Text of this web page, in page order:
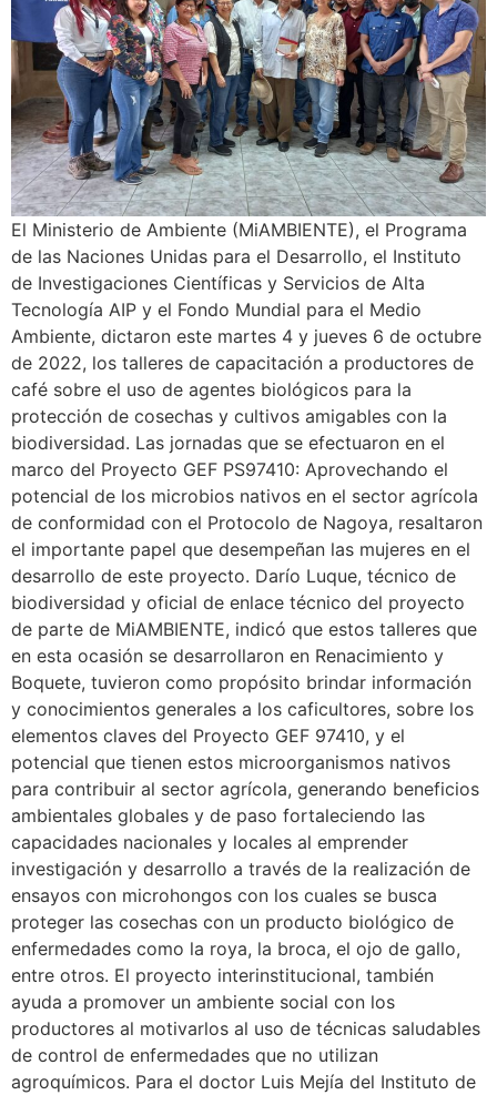
El Ministerio de Ambiente (MiAMBIENTE), el Programa
de las Naciones Unidas para el Desarrollo, el Instituto
de Investigaciones Científicas y Servicios de Alta
Tecnología AIP y el Fondo Mundial para el Medio
Ambiente, dictaron este martes 4 y jueves 6 de octubre
de 2022, los talleres de capacitación a productores de
café sobre el uso de agentes biológicos para la
protección de cosechas y cultivos amigables con la
biodiversidad. Las jornadas que se efectuaron en el
marco del Proyecto GEF PS97410: Aprovechando el
potencial de los microbios nativos en el sector agrícola
de conformidad con el Protocolo de Nagoya, resaltaron
el importante papel que desempeñan las mujeres en el
desarrollo de este proyecto. Darío Luque, técnico de
biodiversidad y oficial de enlace técnico del proyecto
de parte de MiAMBIENTE, indicó que estos talleres que
en esta ocasión se desarrollaron en Renacimiento y
Boquete, tuvieron como propósito brindar información
y conocimientos generales a los caficultores, sobre los
elementos claves del Proyecto GEF 97410, y el
potencial que tienen estos microorganismos nativos
para contribuir al sector agrícola, generando beneficios
ambientales globales y de paso fortaleciendo las
capacidades nacionales y locales al emprender
investigación y desarrollo a través de la realización de
ensayos con microhongos con los cuales se busca
proteger las cosechas con un producto biológico de
enfermedades como la roya, la broca, el ojo de gallo,
entre otros. El proyecto interinstitucional, también
ayuda a promover un ambiente social con los
productores al motivarlos al uso de técnicas saludables
de control de enfermedades que no utilizan
agroquímicos. Para el doctor Luis Mejía del Instituto de